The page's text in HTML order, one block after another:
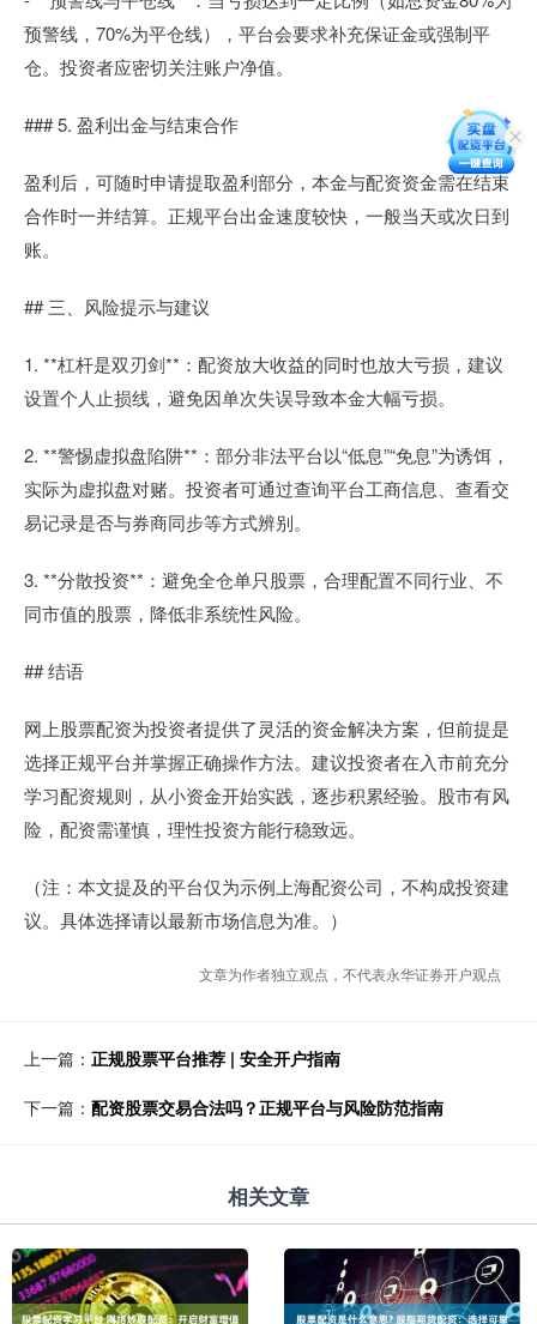
预警线，70%为平仓线），平台会要求补充保证金或强制平
仓。投资者应密切关注账户净值。
### 5. 盈利出金与结束合作
盈利后，可随时申请提取盈利部分，本金与配资资金需在结束
合作时一并结算。正规平台出金速度较快，一般当天或次日到
账。
## 三、风险提示与建议
1. **杠杆是双刃剑**：配资放大收益的同时也放大亏损，建议
设置个人止损线，避免因单次失误导致本金大幅亏损。
2. **警惕虚拟盘陷阱**：部分非法平台以“低息”“免息”为诱饵，
实际为虚拟盘对赌。投资者可通过查询平台工商信息、查看交
易记录是否与券商同步等方式辨别。
3. **分散投资**：避免全仓单只股票，合理配置不同行业、不
同市值的股票，降低非系统性风险。
## 结语
网上股票配资为投资者提供了灵活的资金解决方案，但前提是
选择正规平台并掌握正确操作方法。建议投资者在入市前充分
学习配资规则，从小资金开始实践，逐步积累经验。股市有风
险，配资需谨慎，理性投资方能行稳致远。
（注：本文提及的平台仅为示例上海配资公司，不构成投资建
议。具体选择请以最新市场信息为准。）
文章为作者独立观点，不代表永华证券开户观点
上一篇： 正规股票平台推荐 | 安全开户指南
下一篇： 配资股票交易合法吗？正规平台与风险防范指南
相关文章